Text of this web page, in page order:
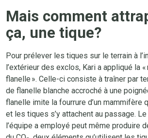
Mais comment
ça, une tique?
Pour prélever les tiques sur le terrain à
l’extérieur des exclos, Kari a appliqué la
flanelle ». Celle-ci consiste à traîner par
de flanelle blanche accroché à une
flanelle imite la fourrure d’un mammifère
et les tiques s’y attachent au passage.
l’équipe a employé peut même produire